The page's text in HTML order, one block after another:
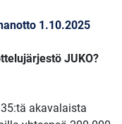
1.10.2025
JUKO?
akavalaista